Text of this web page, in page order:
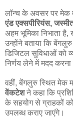
लॉन्च के अवसर पर मेक
एंड एक्सपीरियंस,
अहम भूमिका निभाता
उन्होंने बताया कि
डिजिटल सुविधाओं को
निर्णय लेने में मदद करना
वहीं, बेंगलुरु स्थित मेक
वेंकटेशने कहा कि
के सहयोग से ग्राहकों
उपलब्ध कराए जाएंगे।